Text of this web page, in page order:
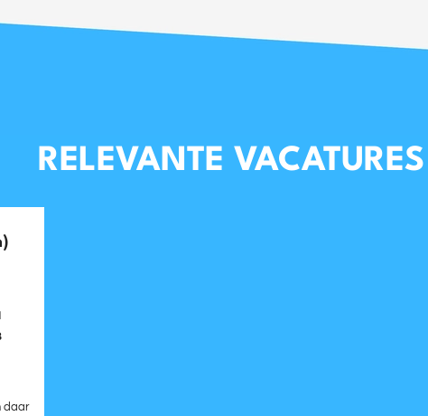
RELEVANTE VACATURES
daar